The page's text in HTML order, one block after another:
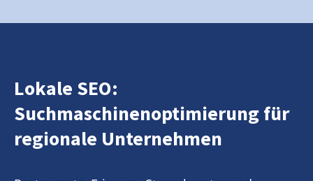
Lokale SEO:
Suchmaschinenoptimierung für
regionale Unternehmen